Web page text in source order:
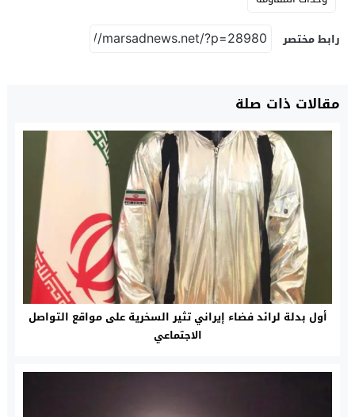
رابط مختصر
مقالات ذات صلة
أول بدلة لرائد فضاء إيراني تثير السخرية على مواقع التواصل
الاجتماعي